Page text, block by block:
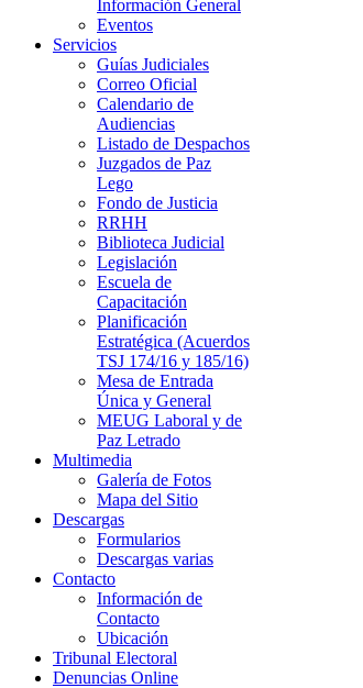
Información General
Eventos
Servicios
Guías Judiciales
Correo Oficial
Calendario de
Audiencias
Listado de Despachos
Juzgados de Paz
Lego
Fondo de Justicia
RRHH
Biblioteca Judicial
Legislación
Escuela de
Capacitación
Planificación
Estratégica (Acuerdos
TSJ 174/16 y 185/16)
Mesa de Entrada
Única y General
MEUG Laboral y de
Paz Letrado
Multimedia
Galería de Fotos
Mapa del Sitio
Descargas
Formularios
Descargas varias
Contacto
Información de
Contacto
Ubicación
Tribunal Electoral
Denuncias Online